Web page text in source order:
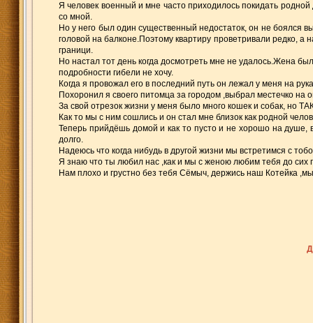
Я человек военный и мне часто приходилось покидать
со мной.
Но у него был один существенный недостаток, он не
головой на балконе.Поэтому квартиру проветривали редко, а
граници.
Но настал тот день когда досмотреть мне не удалось.Жена
подробности гибели не хочу.
Когда я провожал его в последний путь он лежал у меня на
Похоронил я своего питомца за городом ,выбрал местечко
За свой отрезок жизни у меня было много кошек и собак, но
Как то мы с ним сошлись и он стал мне близок как родной
Теперь прийдёшь домой и как то пусто и не хорошо на душе,
долго.
Надеюсь что когда нибудь в другой жизни мы встретимся с
Я знаю что ты любил нас ,как и мы с женою любим тебя до сих
Нам плохо и грустно без тебя Сёмыч, держись наш Котейка